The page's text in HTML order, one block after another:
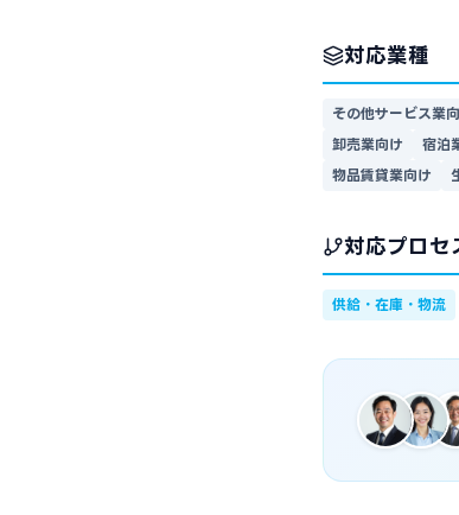
対応業種
その他サービス業
卸売業向け
宿泊
物品賃貸業向け
対応プロセ
供給・在庫・物流